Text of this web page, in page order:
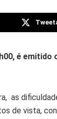
é emitido
as
de vista,